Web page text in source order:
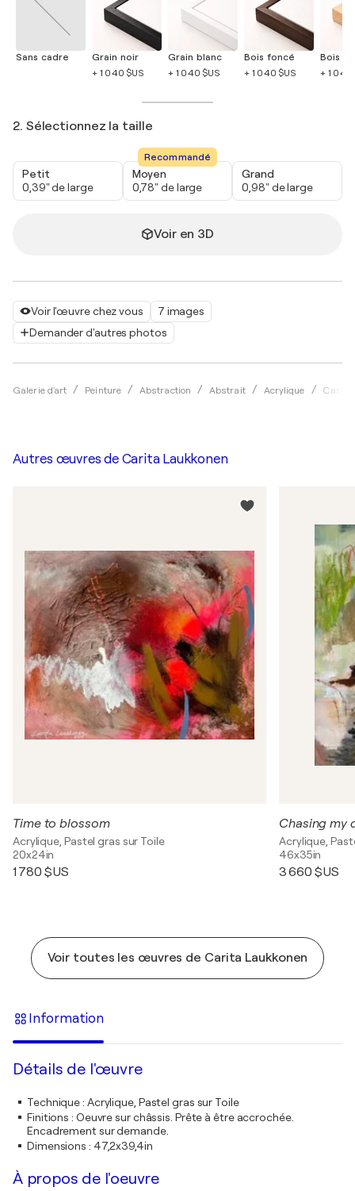
Voir l'œuvre chez vous
7 images
Demander d'autres photos
Galerie d'art Peinture Abstraction Abstrait Acrylique Carita
Sans cadre
Grain noir
+ 1 040 $US
Grain blanc
+ 1 040 $US
Bois foncé
+ 1 040 $US
Bois
+ 1 040
2. Sélectionnez la taille
Petit
0,39" de large
Recommandé
Moyen
0,78" de large
Grand
0,98" de large
Voir en 3D
Autres œuvres de Carita Laukkonen
Time to blossom
Acrylique, Pastel gras sur Toile
20x24in
1 780 $US
Chasing my
Acrylique,
46x35in
3 660 $US
Voir toutes les œuvres de Carita Laukkonen
Information
Détails de l'œuvre
Technique: Acrylique, Pastel gras sur Toile
Finitions : Oeuvre sur châssis. Prête à être accrochée.
Encadrement sur demande.
Dimensions : 47,2x39,4in
À propos de l'oeuvre